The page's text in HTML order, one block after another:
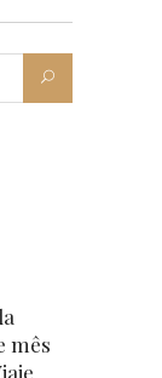
mês